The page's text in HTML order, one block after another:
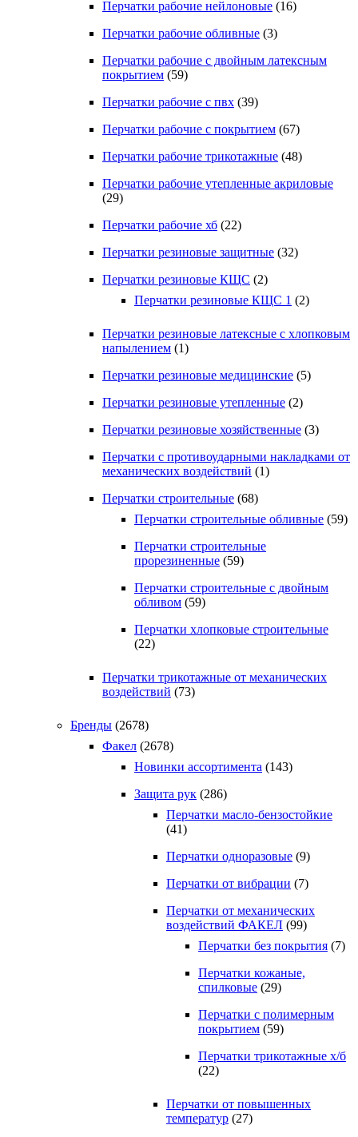
Перчатки рабочие нейлоновые (16)
Перчатки рабочие обливные (3)
Перчатки рабочие с двойным латексным
покрытием (59)
Перчатки рабочие с пвх (39)
Перчатки рабочие с покрытием (67)
Перчатки рабочие трикотажные (48)
Перчатки рабочие утепленные акриловые
(29)
Перчатки рабочие хб (22)
Перчатки резиновые защитные (32)
Перчатки резиновые КЩС (2)
Перчатки резиновые КЩС 1 (2)
Перчатки резиновые латексные с хлопковым
напылением (1)
Перчатки резиновые медицинские (5)
Перчатки резиновые утепленные (2)
Перчатки резиновые хозяйственные (3)
Перчатки с противоударными накладками от
механических воздействий (1)
Перчатки строительные (68)
Перчатки строительные обливные (59)
Перчатки строительные
прорезиненные (59)
Перчатки строительные с двойным
обливом (59)
Перчатки хлопковые строительные
(22)
Перчатки трикотажные от механических
воздействий (73)
Бренды (2678)
Факел (2678)
Новинки ассортимента (143)
Защита рук (286)
Перчатки масло-бензостойкие
(41)
Перчатки одноразовые (9)
Перчатки от вибрации (7)
Перчатки от механических
воздействий ФАКЕЛ (99)
Перчатки без покрытия (7)
Перчатки кожаные,
спилковые (29)
Перчатки с полимерным
покрытием (59)
Перчатки трикотажные х/б
(22)
Перчатки от повышенных
температур (27)